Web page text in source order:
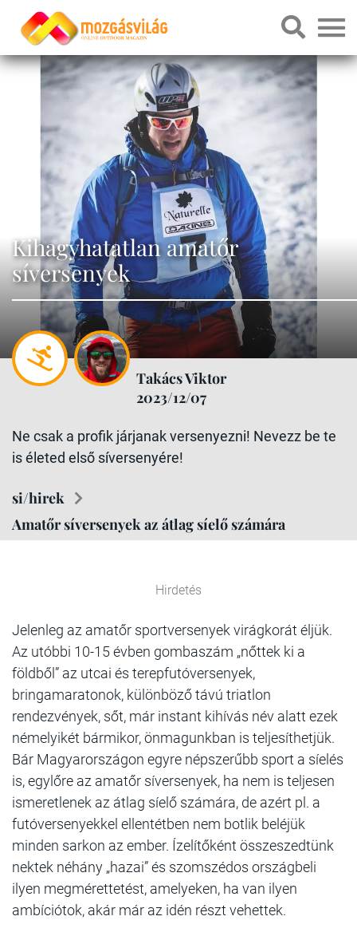
Kihagyhatatlan amatőr
síversenyek
Takács Viktor
2023/12/07
Ne csak a profik járjanak versenyezni! Nevezz be te
is életed első síversenyére!
si/hirek
Amatőr síversenyek az átlag síelő számára
Hirdetés
Jelenleg az amatőr sportversenyek virágkorát éljük.
Az utóbbi 10-15 évben gombaszám „nőttek ki a
földből” az utcai és terepfutóversenyek,
bringamaratonok, különböző távú triatlon
rendezvények, sőt, már instant kihívás név alatt ezek
némelyikét bármikor, önmagunkban is teljesíthetjük.
Bár Magyarországon egyre népszerűbb sport a síelés
is, egylőre az amatőr síversenyek, ha nem is teljesen
ismeretlenek az átlag síelő számára, de azért pl. a
futóversenyekkel ellentétben nem botlik beléjük
minden sarkon az ember. Ízelítőként összeszedtünk
nektek néhány „hazai” és szomszédos országbeli
ilyen megmérettetést, amelyeken, ha van ilyen
ambíciótok, akár már az idén részt vehettek.